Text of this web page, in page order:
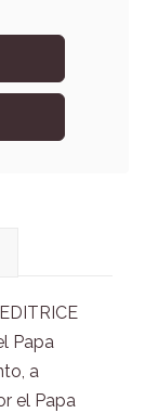
Papa
a
el Papa